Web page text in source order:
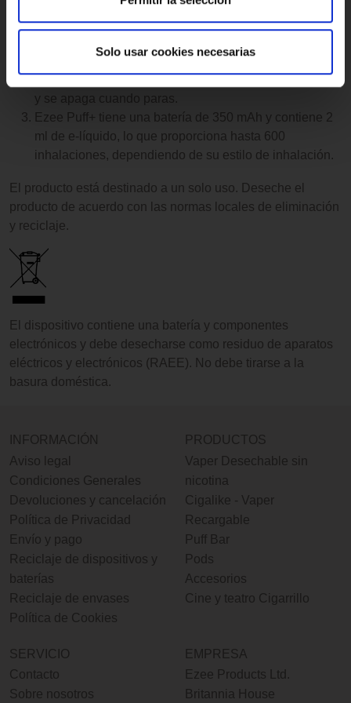
Solo usar cookies necesarias
plástico que rodea el cigarrillo electrónico.
El producto se inicia automáticamente cuando inhalas
y se apaga cuando paras.
Ezee Puff+ tiene una batería de 350 mAh y contiene 2
ml de e-líquido, lo que proporciona hasta 600
inhalaciones, dependiendo de su estilo de inhalación.
El producto está destinado a un solo uso. Deseche el
producto de acuerdo con las normas locales de eliminación
y reciclaje.
El dispositivo contiene una batería y componentes
electrónicos y debe desecharse como residuo de aparatos
eléctricos y electrónicos (RAEE). No debe tirarse a la
basura doméstica.
INFORMACIÓN
Aviso legal
Condiciones Generales
Devoluciones y cancelación
Política de Privacidad
Envío y pago
Reciclaje de dispositivos y
baterías
Reciclaje de envases
Política de Cookies
PRODUCTOS
Vaper Desechable sin
nicotina
Cigalike - Vaper
Recargable
Puff Bar
Pods
Accesorios
Cine y teatro Cigarrillo
SERVICIO
Contacto
Sobre nosotros
EMPRESA
Ezee Products Ltd.
Britannia House